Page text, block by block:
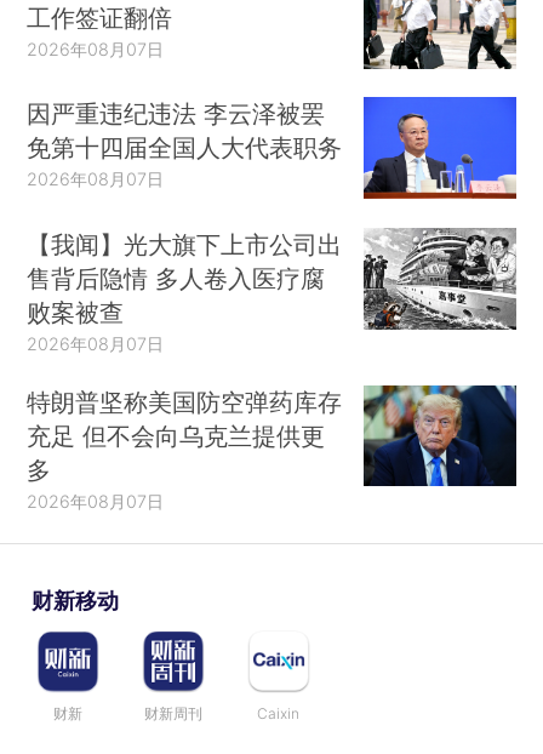
工作签证翻倍
2026年08月07日
因严重违纪违法 李云泽被罢
免第十四届全国人大代表职务
2026年08月07日
【我闻】光大旗下上市公司出
售背后隐情 多人卷入医疗腐
败案被查
2026年08月07日
特朗普坚称美国防空弹药库存
充足 但不会向乌克兰提供更
多
2026年08月07日
财新移动
财新 财新周刊 Caixin